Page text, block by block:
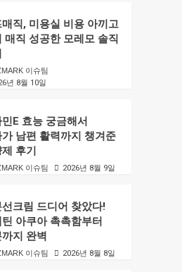
직, 미용실 비용 아끼고
매직 성공한 모레모 솔직
이슈팀
년 8월 10일
E 효능 궁금해서
가 남편 활력까지 챙겨준
후기
이슈팀 2026년 8월 9일
선크림 드디어 찾았다!
틴 아쿠아 촉촉함부터
지 완벽
이슈팀 2026년 8월 8일